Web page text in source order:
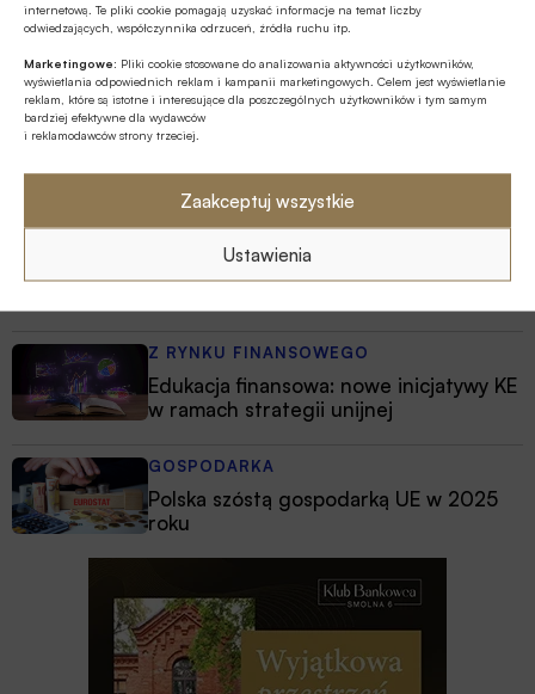
internetową. Te pliki cookie pomagają uzyskać informacje na temat liczby
odwiedzających, współczynnika odrzuceń, źródła ruchu itp.
Marketingowe: Pliki cookie stosowane do analizowania aktywności użytkowników,
wyświetlania odpowiednich reklam i kampanii marketingowych. Celem jest wyświetlanie
reklam, które są istotne i interesujące dla poszczególnych użytkowników i tym samym
bardziej efektywne dla wydawców
i reklamodawców strony trzeciej.
Zaakceptuj wszystkie
Ustawienia
Polecamy
Z RYNKU FINANSOWEGO
finansowania potrzeb polskich sił
zbrojnych
Z RYNKU FINANSOWEGO
Edukacja finansowa: nowe inicjatywy KE
w ramach strategii unijnej
GOSPODARKA
Polska szóstą gospodarką UE w 2025
roku